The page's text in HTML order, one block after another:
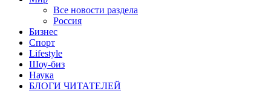
Все новости раздела
Россия
Бизнес
Спорт
Lifestyle
Шоу-биз
Наука
БЛОГИ ЧИТАТЕЛЕЙ